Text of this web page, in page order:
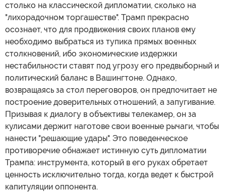
столько на классической дипломатии, сколько на
"лихорадочном торгашестве". Трамп прекрасно
осознает, что для продвижения своих планов ему
необходимо выбраться из тупика прямых военных
столкновений, ибо экономические издержки
нестабильности ставят под угрозу его предвыборный и
политический баланс в Вашингтоне. Однако,
возвращаясь за стол переговоров, он предпочитает не
построение доверительных отношений, а запугивание.
Призывая к диалогу в объективы телекамер, он за
кулисами держит наготове свои военные рычаги, чтобы
нанести "решающие удары". Это поведенческое
противоречие обнажает истинную суть дипломатии
Трампа: инструмента, который в его руках обретает
ценность исключительно тогда, когда ведет к быстрой
капитуляции оппонента.